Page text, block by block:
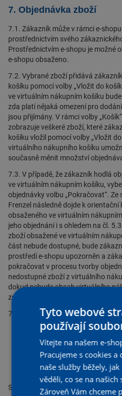
7. Objednávka zboží
7.1. Zákazník může v rámci e-
prostřednictvím svého
Prostřednictvím e-shopu je možné
e-shopu obsaženo.
7.2. Vybrané zboží přidává
košíku pomocí volby „Vložit do
ve virtuálním nákupním košíku
zda platí nějaká omezení pro
jsou přijímány. V rámci volby
zobrazuje veškeré zboží, které
košíku vložil pomocí volby „Vložit
virtuálního nákupního košíku
současně měnit množství
7.3. V případě, že zákazník hodlá
ve virtuálním nákupním košíku,
objednávky volbu „Pokračovat“.
Frenzel následně dojde k
obsaženého ve virtuálním
jeho objednání i s ohledem na čl.
zboží obsažené ve virtuálním
část nebude dostupné, bude
prostředí e-shopu upozorněn a
pokračovat v procesu tvorby
nedostupné zboží z virtuálního
dokud nebude obsah virtuálního
způsobem upraven.
7.4. Zákazník následně zvolí způsob
a) osobním vyzvednutím
příslušné pobočce
b) dodáním zboží na
určenou zákazníkem
společnosti Richter + Frenzel.
Společnost Richter + Frenzel si
Tyto webové
používají
Vítejte na našem e-
Pracujeme s cookies
naše služby běžely,
věděli, co se na našich
Zároveň Vám chceme